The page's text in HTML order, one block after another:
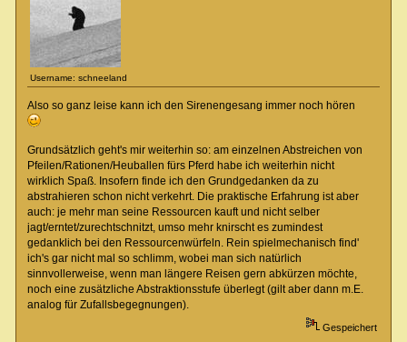
Username: schneeland
Also so ganz leise kann ich den Sirenengesang immer noch hören
Grundsätzlich geht's mir weiterhin so: am einzelnen Abstreichen von
Pfeilen/Rationen/Heuballen fürs Pferd habe ich weiterhin nicht
wirklich Spaß. Insofern finde ich den Grundgedanken da zu
abstrahieren schon nicht verkehrt. Die praktische Erfahrung ist aber
auch: je mehr man seine Ressourcen kauft und nicht selber
jagt/erntet/zurechtschnitzt, umso mehr knirscht es zumindest
gedanklich bei den Ressourcenwürfeln. Rein spielmechanisch find'
ich's gar nicht mal so schlimm, wobei man sich natürlich
sinnvollerweise, wenn man längere Reisen gern abkürzen möchte,
noch eine zusätzliche Abstraktionsstufe überlegt (gilt aber dann m.E.
analog für Zufallsbegegnungen).
Gespeichert